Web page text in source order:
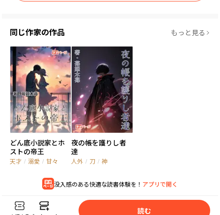
同じ作家の作品 もっと見る
どん底小説家とホ
ストの帝王
天才 / 溺愛 / 甘々
夜の帳を護りし者
達
人外 / 刀 / 神
没入感のある快適な読書体験を！ アプリで開く
読む